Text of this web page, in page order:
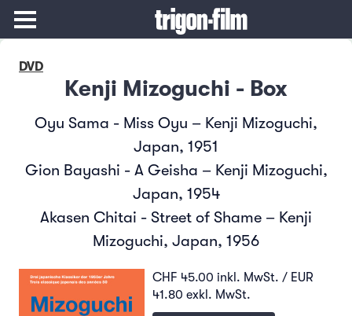
DVD
Kenji Mizoguchi - Box
Oyu Sama - Miss Oyu – Kenji Mizoguchi,
Japan, 1951
Gion Bayashi - A Geisha – Kenji Mizoguchi,
Japan, 1954
Akasen Chitai - Street of Shame – Kenji
Mizoguchi, Japan, 1956
CHF 45.00 inkl. MwSt. / EUR
41.80 exkl. MwSt.